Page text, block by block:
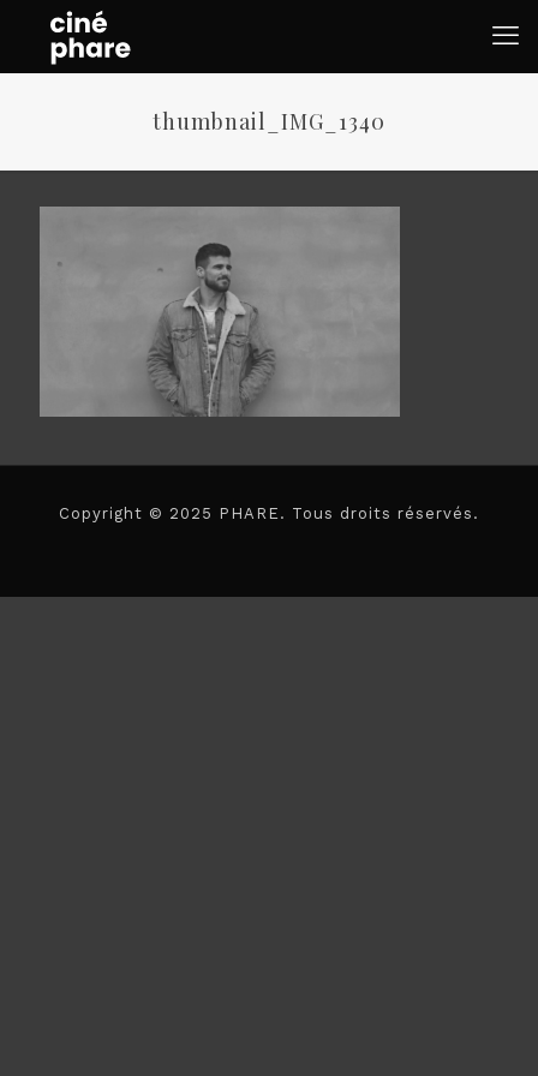
thumbnail_IMG_1340
Copyright © 2025 PHARE. Tous droits réservés.